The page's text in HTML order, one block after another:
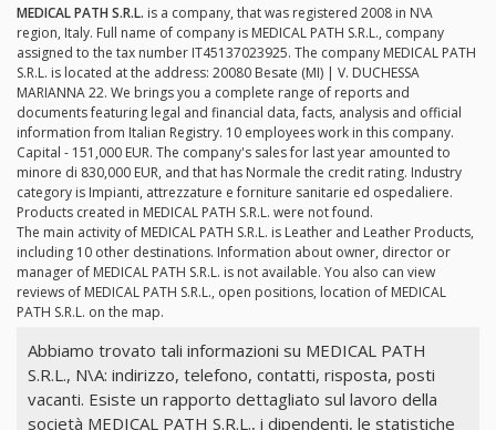
MEDICAL PATH S.R.L. is a company, that was registered 2008 in N\A
region, Italy. Full name of company is MEDICAL PATH S.R.L., company
assigned to the tax number IT45137023925. The company MEDICAL PATH
S.R.L. is located at the address: 20080 Besate (MI) | V. DUCHESSA
MARIANNA 22. We brings you a complete range of reports and
documents featuring legal and financial data, facts, analysis and official
information from Italian Registry. 10 employees work in this company.
Capital - 151,000 EUR. The company's sales for last year amounted to
minore di 830,000 EUR, and that has Normale the credit rating. Industry
category is Impianti, attrezzature e forniture sanitarie ed ospedaliere.
Products created in MEDICAL PATH S.R.L. were not found.
The main activity of MEDICAL PATH S.R.L. is Leather and Leather Products,
including 10 other destinations. Information about owner, director or
manager of MEDICAL PATH S.R.L. is not available. You also can view
reviews of MEDICAL PATH S.R.L., open positions, location of MEDICAL
PATH S.R.L. on the map.
Abbiamo trovato tali informazioni su MEDICAL PATH
S.R.L., N\A: indirizzo, telefono, contatti, risposta, posti
vacanti. Esiste un rapporto dettagliato sul lavoro della
società MEDICAL PATH S.R.L., i dipendenti, le statistiche